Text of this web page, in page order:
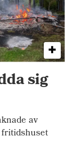
sig
av